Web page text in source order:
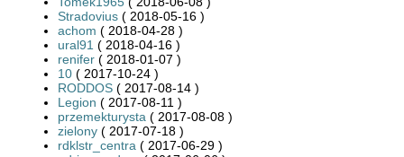
Stradovius ( 2018-05-16 )
achom ( 2018-04-28 )
ural91 ( 2018-04-16 )
renifer ( 2018-01-07 )
10 ( 2017-10-24 )
RODDOS ( 2017-08-14 )
Legion ( 2017-08-11 )
przemekturysta ( 2017-08-08 )
zielony ( 2017-07-18 )
rdklstr_centra ( 2017-06-29 )